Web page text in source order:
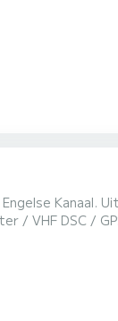
personen / 3 hutten /
/ VHF DSC /